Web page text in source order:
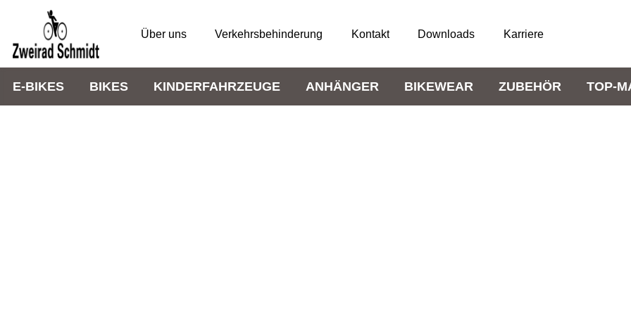
Über uns Verkehrsbehinderung Kontakt Downloads Karriere
E-BIKES BIKES KINDERFAHRZEUGE ANHÄNGER BIKEWEAR ZUBEHÖR TOP-